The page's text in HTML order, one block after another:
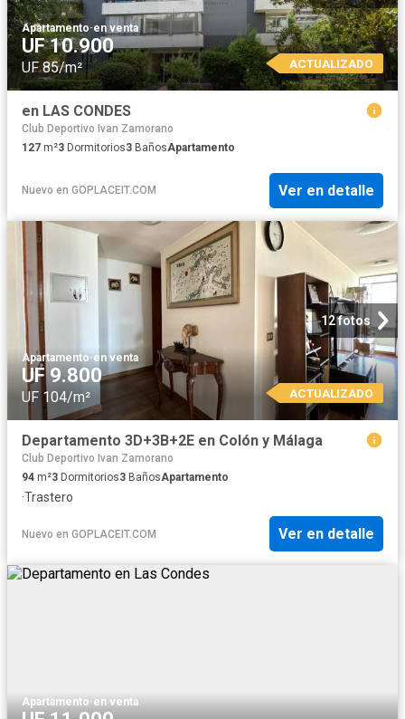
Apartamento·en venta
UF 10.900
UF 85/m² ACTUALIZADO
en LAS CONDES
Club Deportivo Ivan Zamorano
127 m²3 Dormitorios3 BañosApartamento
Nuevo en GOPLACEIT.COM Ver en detalle
12 fotos
Apartamento·en venta
UF 9.800
UF 104/m² ACTUALIZADO
Departamento 3D+3B+2E en Colón y Málaga
Club Deportivo Ivan Zamorano
94 m²3 Dormitorios3 BañosApartamento
·Trastero
Nuevo en GOPLACEIT.COM Ver en detalle
Apartamento·en venta